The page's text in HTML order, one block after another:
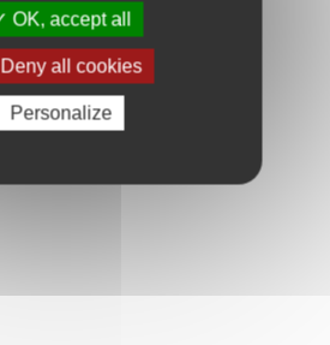
OK, accept all
Deny all cookies
Personalize